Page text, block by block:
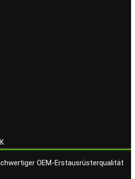
OEM-Erstausrüsterqualität